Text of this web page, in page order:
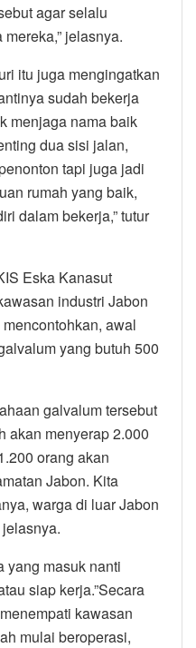
agar selalu
jelasnya.
itu juga mengingatkan
sudah bekerja
menjaga nama baik
dua sisi jalan,
tapi juga jadi
rumah yang baik,
dalam bekerja,” tutur
Eska Kanasut
industri Jabon
awal
yang butuh 500
galvalum tersebut
akan menyerap 2.000
orang akan
Jabon. Kita
warga di luar Jabon
yang masuk nanti
siap kerja.”Secara
kawasan
mulai beroperasi,